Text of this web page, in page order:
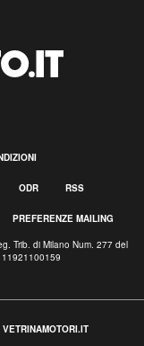
ODR RSS
PREFERENZE MAILING
Trib. di Milano Num. 277 del
VETRINAMOTORI.IT